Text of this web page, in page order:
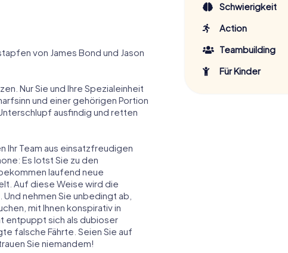
von James Bond und Jason
Nur Sie und Ihre Spezialeinheit
und einer gehörigen Portion
ausfindig und retten
Ihr Team aus einsatzfreudigen
Es lotst Sie zu den
laufend neue
Auf diese Weise wird die
nehmen Sie unbedingt ab,
mit Ihnen konspirativ in
entpuppt sich als dubioser
falsche Fährte. Seien Sie auf
Sie niemandem!
Schwierigkeit
Action
Teambuilding
Für Kinder